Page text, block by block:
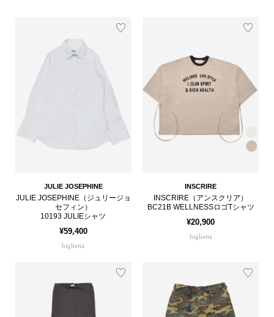
JULIE JOSEPHINE
JULIE JOSEPHINE（ジュリージョ
セフィン）
10193 JULIEシャツ
¥59,400
biglietta
INSCRIRE
INSCRIRE（アンスクリア）
BC21B WELLNESSロゴTシャツ
¥20,900
biglietta